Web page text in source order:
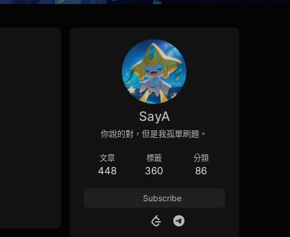
SayA
你說的對，但是我孤單刷題。
文章
448
標籤
360
分類
86
Subscribe